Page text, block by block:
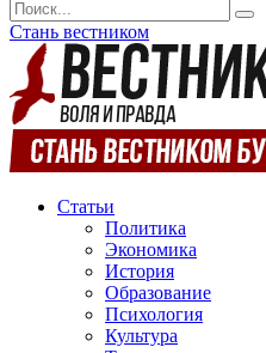
Стань вестником
Статьи
Политика
Экономика
История
Образование
Психология
Культура